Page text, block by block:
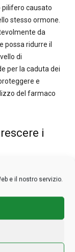
e il nostro servizio.
pilifero causato
stesso ormone.
da
possa ridurre il
di
per la caduta dei
e
del farmaco
i
ha notato
ha riferito una